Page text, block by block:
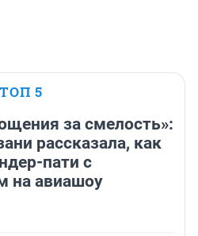
ТОП 5
за смелость»:
рассказала, как
пати с
на авиашоу